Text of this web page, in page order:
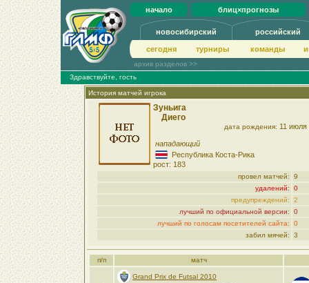
начало блиц×прогнозы
новосибирский российский
сегодня турниры команды
архив разделов >>
Здравствуйте, гость
История матчей игрока
Зуньига
Диего
дата рождения: 11 июля
нападающий
Республика Коста-Рика
рост: 183
провел матчей:
9
удалений:
0
предупреждений:
2
лучший по официальной версии:
0
лучший по голосам посетителей сайта:
0
забил мячей:
3
п/п матч
Grand Prix de Futsal 2010